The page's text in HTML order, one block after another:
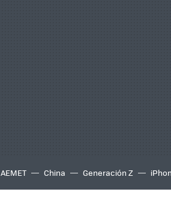
AEMET China Generación Z